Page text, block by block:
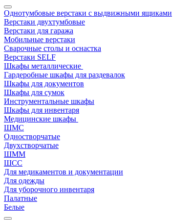
Однотумбовые верстаки с выдвижными ящиками
Верстаки двухтумбовые
Верстаки для гаража
Мобильные верстаки
Сварочные столы и оснастка
Верстаки SELF
Шкафы металлические
Гардеробные шкафы для раздевалок
Шкафы для документов
Шкафы для сумок
Инструментальные шкафы
Шкафы для инвентаря
Медицинские шкафы
ШМС
Одностворчатые
Двухстворчатые
ШММ
ШСС
Для медикаментов и документации
Для одежды
Для уборочного инвентаря
Палатные
Белые